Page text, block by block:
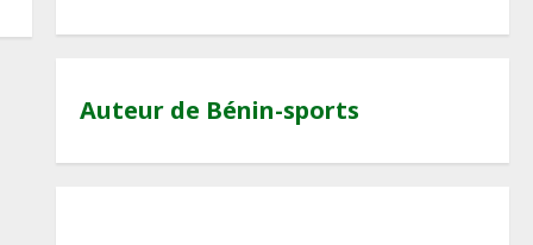
Auteur de Bénin-sports